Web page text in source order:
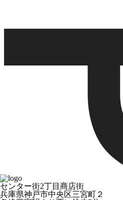
センター街2丁目商店街
兵庫県神戸市中央区三宮町２